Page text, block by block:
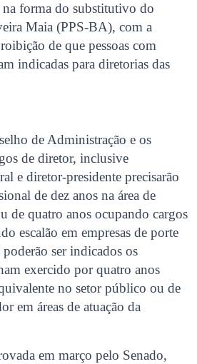
forma do substitutivo do
Maia (PPS-BA), com a
de que pessoas com
indicadas para diretorias das
de Administração e os
de diretor, inclusive
e diretor-presidente precisarão
de dez anos na área de
de quatro anos ocupando cargos
escalão em empresas de porte
ser indicados os
exercido por quatro anos
no setor público ou de
em áreas de atuação da
em março pelo Senado,